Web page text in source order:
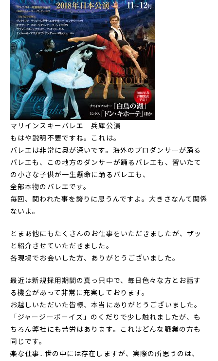
マリインスキーバレエ 兵庫公演
もはや説明不要ですね。これは。
バレエは非常に奥が深いです。海外のプロダンサーが踊る
バレエも、この地方のダンサーが踊るバレエも、習いたて
の小さな子供が一生懸命に踊るバレエも、
全部本物のバレエです。
毎回、関われた事を誇りに思うんですよ。大きさなんて関係
ないよ。
とまあ他にもたくさんのお仕事をいただきましたが、ザッ
と紹介させていただきました。
各現場でお会いした方、ありがとうございました。
最近は新規採用期間の真っ只中で、毎日色々な方とお話す
る機会があって非常に充実しております。
お越しいただいた皆様、本当にありがとうございました。
「ジャージーボーイズ」のくだりで少し触れましたが、も
ちろん弊社にも苦労はあります。これはどんな職業の方も
同じです。
楽な仕事…世の中には存在しますが、実際の所思うのは、